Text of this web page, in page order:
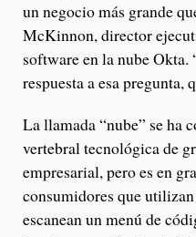
un negocio más grande
McKinnon, director
software en la nube Okta.
respuesta a esa pregunta,
La llamada “nube” se ha
vertebral tecnológica de
empresarial, pero es en
consumidores que
escanean un menú de